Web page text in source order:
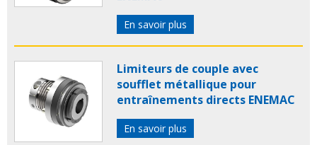
En savoir plus
Limiteurs de couple avec
soufflet métallique pour
entraînements directs ENEMAC
En savoir plus